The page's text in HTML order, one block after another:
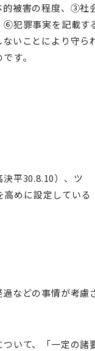
被害の程度、③社
犯罪事実を記載す
いことにより守ら
す。
平30.8.10）、ツ
めに設定している
などの事情が考慮
いて、「一定の諸